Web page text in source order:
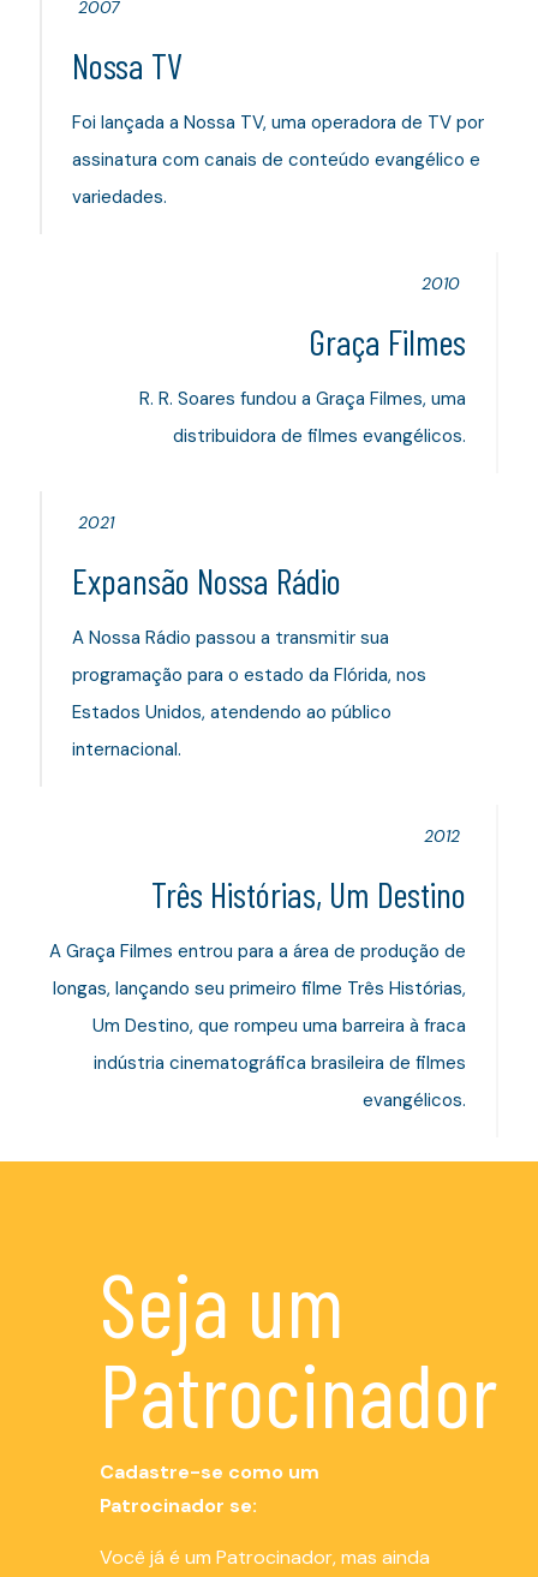
2007
Nossa TV
Foi lançada a Nossa TV, uma operadora de TV por
assinatura com canais de conteúdo evangélico e
variedades.
2010
Graça Filmes
R. R. Soares fundou a Graça Filmes, uma
distribuidora de filmes evangélicos.
2021
Expansão Nossa Rádio
A Nossa Rádio passou a transmitir sua
programação para o estado da Flórida, nos
Estados Unidos, atendendo ao público
internacional.
2012
Três Histórias, Um Destino
A Graça Filmes entrou para a área de produção de
longas, lançando seu primeiro filme Três Histórias,
Um Destino, que rompeu uma barreira à fraca
indústria cinematográfica brasileira de filmes
evangélicos.
Seja um
Patrocinador
Cadastre-se como um
Patrocinador se:
Você já é um Patrocinador, mas ainda